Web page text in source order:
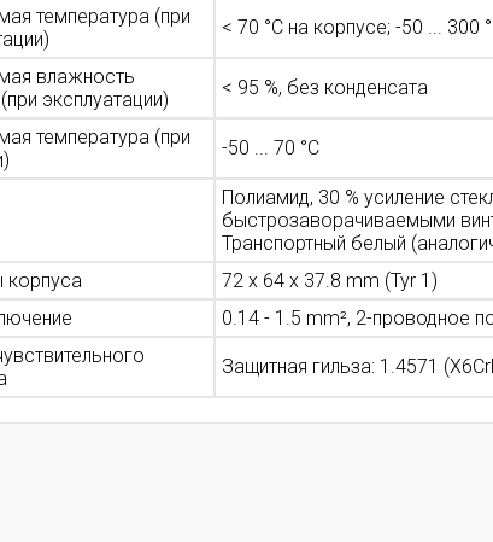
температура (при
< 70 °C на корпусе; -50 ... 300
влажность
эксплуатации)
< 95 %, без конденсата
температура (при
-50 ... 70 °C
Полиамид, 30 % усиление
быстрозаворачиваемыми
Транспортный белый
72 x 64 x 37.8 mm (Tyr 1)
0.14 - 1.5 mm², 2-проводное
Защитная гильза: 1.4571